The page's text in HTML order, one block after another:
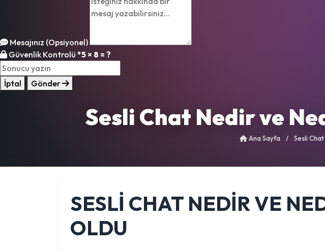
Mesajınız (Opsiyonel)
Güvenlik Kontrolü *5 × 8 = ?
İptal Gönder
Sesli Chat Nedir ve
Ana Sayfa / Sesli
SESLI CHAT NEDIR VE
OLDU